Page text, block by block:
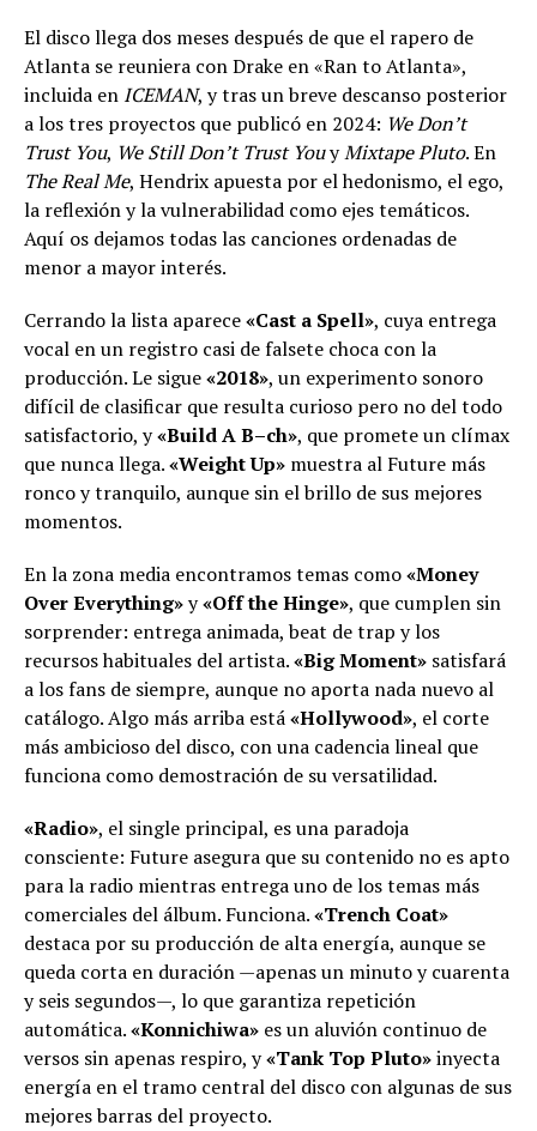
El disco llega dos meses después de que el rapero de
Atlanta se reuniera con Drake en «Ran to Atlanta»,
incluida en ICEMAN, y tras un breve descanso posterior
a los tres proyectos que publicó en 2024: We Don’t
Trust You, We Still Don’t Trust YouyMixtape Pluto. En
The Real Me, Hendrix apuesta por el hedonismo, el ego,
la reflexión y la vulnerabilidad como ejes temáticos.
Aquí os dejamos todas las canciones ordenadas de
menor a mayor interés.
Cerrando la lista aparece«Cast a Spell», cuya entrega
vocal en un registro casi de falsete choca con la
producción. Le sigue«2018», un experimento sonoro
difícil de clasificar que resulta curioso pero no del todo
satisfactorio, y«Build A B–ch», que promete un clímax
que nunca llega.«Weight Up» muestra al Future más
ronco y tranquilo, aunque sin el brillo de sus mejores
momentos.
En la zona media encontramos temas como«Money
Over Everything»y«Off the Hinge», que cumplen sin
sorprender: entrega animada, beat de trap y los
recursos habituales del artista.«Big Moment» satisfará
a los fans de siempre, aunque no aporta nada nuevo al
catálogo. Algo más arriba está«Hollywood», el corte
más ambicioso del disco, con una cadencia lineal que
funciona como demostración de su versatilidad.
«Radio», el single principal, es una paradoja
consciente: Future asegura que su contenido no es apto
para la radio mientras entrega uno de los temas más
comerciales del álbum. Funciona.«Trench Coat»
destaca por su producción de alta energía, aunque se
queda corta en duración —apenas un minuto y cuarenta
y seis segundos—, lo que garantiza repetición
automática.«Konnichiwa» es un aluvión continuo de
versos sin apenas respiro, y«Tank Top Pluto»inyecta
energía en el tramo central del disco con algunas de sus
mejores barras del proyecto.